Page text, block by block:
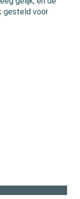
gesteld voor